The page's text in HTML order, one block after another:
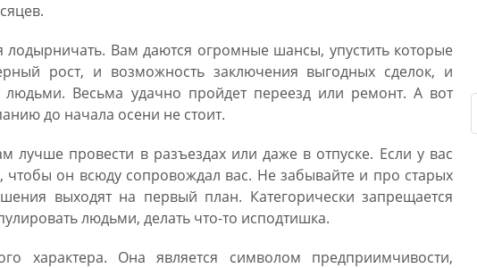
Вам даются огромные шансы, упустить которые
рост, и возможность заключения выгодных сделок, и
Весьма удачно пройдет переезд или ремонт. А вот
до начала осени не стоит.
лучше провести в разъездах или даже в отпуске. Если у вас
он всюду сопровождал вас. Не забывайте и про старых
выходят на первый план. Категорически запрещается
людьми, делать что-то исподтишка.
характера. Она является символом предприимчивости,